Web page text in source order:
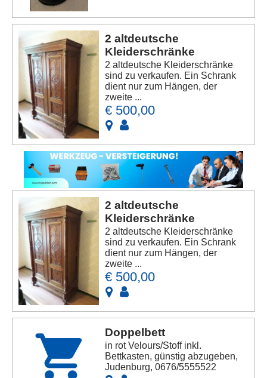
2 altdeutsche
Kleiderschränke
2 altdeutsche Kleiderschränke
sind zu verkaufen. Ein Schrank
dient nur zum Hängen, der
zweite ...
€ 500,00
2 altdeutsche
Kleiderschränke
2 altdeutsche Kleiderschränke
sind zu verkaufen. Ein Schrank
dient nur zum Hängen, der
zweite ...
€ 500,00
Doppelbett
in rot Velours/Stoff inkl.
Bettkasten, günstig abzugeben,
Judenburg, 0676/5555522